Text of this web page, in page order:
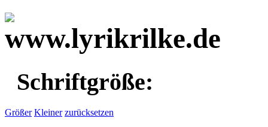
Schriftgröße:
Größer Kleiner zurücksetzen